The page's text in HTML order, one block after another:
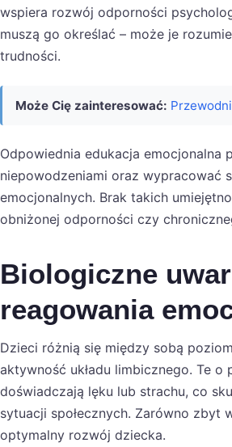
wspiera rozwój odporności
muszą go określać – może je
trudności.
Może Cię zainteresować:
Odpowiednia edukacja
niepowodzeniami oraz wypracować
emocjonalnych. Brak takich
obniżonej odporności czy
Biologiczne
reagowania
Dzieci różnią się między sobą
aktywność układu limbicznego. Te o
doświadczają lęku lub strachu, co
sytuacji społecznych. Zarówno zbyt
optymalny rozwój dziecka.